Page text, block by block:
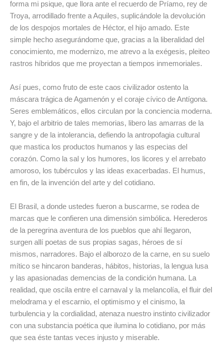
forma mi psique, que llora ante el recuerdo de Príamo, rey de
Troya, arrodillado frente a Aquiles, suplicándole la devolución
de los despojos mortales de Héctor, el hijo amado. Este
simple hecho asegurándome que, gracias a la liberalidad del
conocimiento, me modernizo, me atrevo a la exégesis, pleiteo
rastros híbridos que me proyectan a tiempos inmemoriales.
Así pues, como fruto de este caos civilizador ostento la
máscara trágica de Agamenón y el coraje cívico de Antígona.
Seres emblemáticos, ellos circulan por la conciencia moderna.
Y, bajo el arbitrio de tales memorias, libero las amarras de la
sangre y de la intolerancia, defiendo la antropofagia cultural
que mastica los productos humanos y las especias del
corazón. Como la sal y los humores, los licores y el arrebato
amoroso, los tubérculos y las ideas exacerbadas. El humus,
en fin, de la invención del arte y del cotidiano.
El Brasil, a donde ustedes fueron a buscarme, se rodea de
marcas que le confieren una dimensión simbólica. Herederos
de la peregrina aventura de los pueblos que ahí llegaron,
surgen allí poetas de sus propias sagas, héroes de sí
mismos, narradores. Bajo el alborozo de la carne, en su suelo
mítico se hincaron banderas, hábitos, historias, la lengua lusa
y las apasionadas demencias de la condición humana. La
realidad, que oscila entre el carnaval y la melancolía, el fluir del
melodrama y el escarnio, el optimismo y el cinismo, la
turbulencia y la cordialidad, atenaza nuestro instinto civilizador
con una substancia poética que ilumina lo cotidiano, por más
que sea éste tantas veces injusto y miserable.